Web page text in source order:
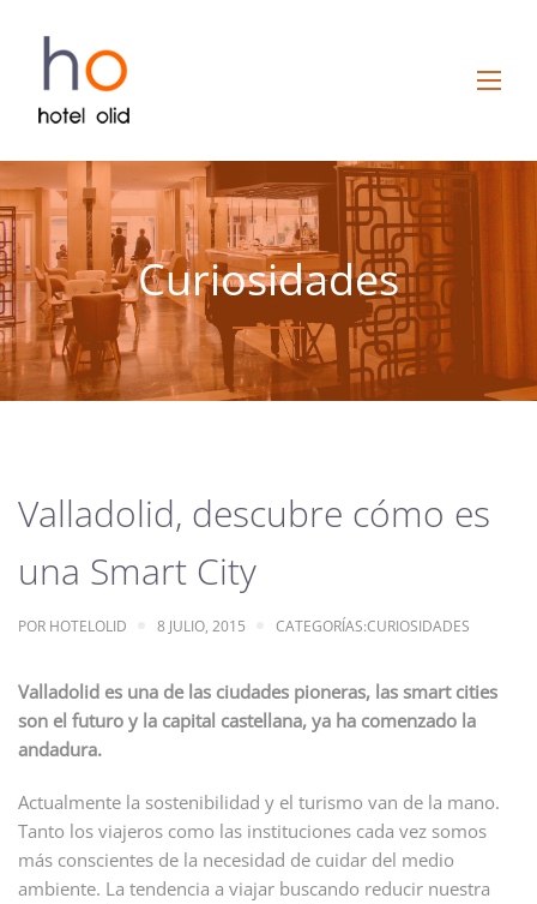
Curiosidades
Valladolid, descubre cómo es
una Smart City
POR HOTELOLID 8 JULIO, 2015 CATEGORÍAS:CURIOSIDADES
Valladolid es una de las ciudades pioneras, las smart cities
son el futuro y la capital castellana, ya ha comenzado la
andadura.
Actualmente la sostenibilidad y el turismo van de la mano.
Tanto los viajeros como las instituciones cada vez somos
más conscientes de la necesidad de cuidar del medio
ambiente. La tendencia a viajar buscando reducir nuestra